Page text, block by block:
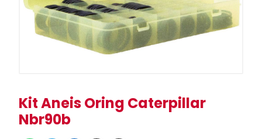
Kit Aneis Oring Caterpillar
Nbr90b